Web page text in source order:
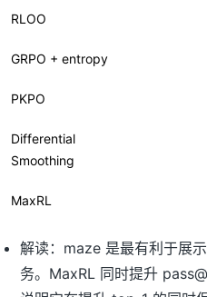
RLOO
GRPO + entropy
PKPO
Differential
Smoothing
MaxRL
解读：maze 是最有利于展
务。MaxRL 同时提升